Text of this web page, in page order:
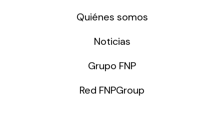
Quiénes somos
Noticias
Grupo FNP
Red FNPGroup